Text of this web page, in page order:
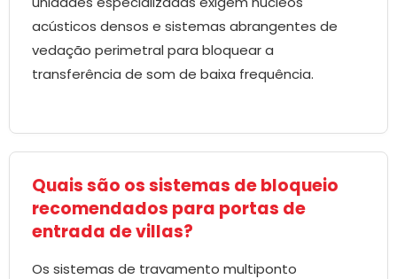
acústicos densos e sistemas abrangentes de
vedação perimetral para bloquear a
transferência de som de baixa frequência.
Quais são os sistemas de bloqueio
recomendados para portas de
entrada de villas?
Os sistemas de travamento multiponto